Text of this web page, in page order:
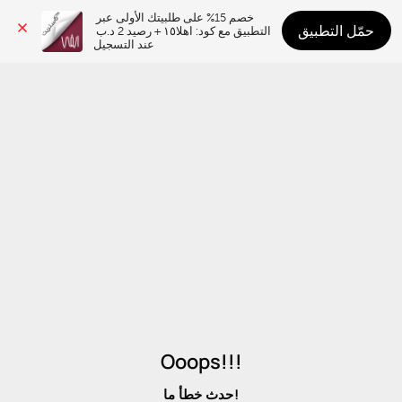
عند التسجيل
حمّل التطبيق
Ooops!!!
حدث خطأ ما!